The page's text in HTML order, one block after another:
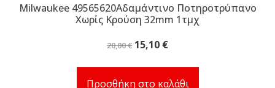
Milwaukee 49565620Αδαμάντινο Ποτηροτρύπανο
Χωρίς Κρούση 32mm 1τμχ
20,00€ Original
15,10 €Η
Προσθήκη στο καλάθι